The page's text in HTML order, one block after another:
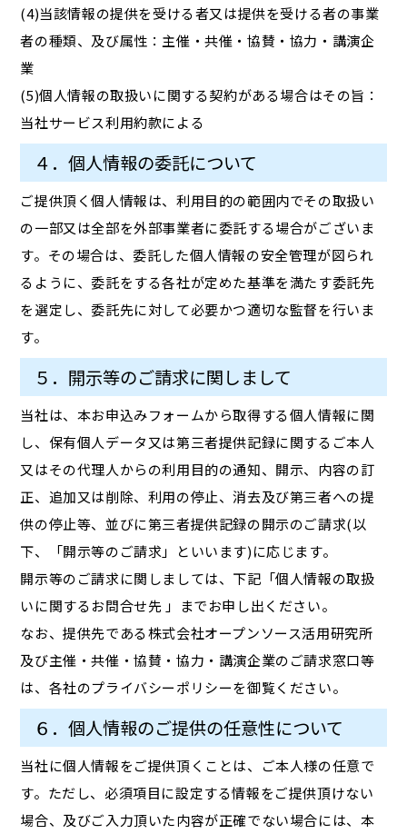
(4)当該情報の提供を受ける者又は提供を受ける者の事業
者の種類、及び属性：主催・共催・協賛・協力・講演企
業
(5)個人情報の取扱いに関する契約がある場合はその旨：
当社サービス利用約款による
４．個人情報の委託について
ご提供頂く個人情報は、利用目的の範囲内でその取扱い
の一部又は全部を外部事業者に委託する場合がございま
す。その場合は、委託した個人情報の安全管理が図られ
るように、委託をする各社が定めた基準を満たす委託先
を選定し、委託先に対して必要かつ適切な監督を行いま
す。
５．開示等のご請求に関しまして
当社は、本お申込みフォームから取得する個人情報に関
し、保有個人データ又は第三者提供記録に関するご本人
又はその代理人からの利用目的の通知、開示、内容の訂
正、追加又は削除、利用の停止、消去及び第三者への提
供の停止等、並びに第三者提供記録の開示のご請求(以
下、「開示等のご請求」といいます)に応じます。
開示等のご請求に関しましては、下記「個人情報の取扱
いに関するお問合せ先 」までお申し出ください。
なお、提供先である株式会社オープンソース活用研究所
及び主催・共催・協賛・協力・講演企業のご請求窓口等
は、各社のプライバシーポリシーを御覧ください。
６．個人情報のご提供の任意性について
当社に個人情報をご提供頂くことは、ご本人様の任意で
す。ただし、必須項目に設定する情報をご提供頂けない
場合、及びご入力頂いた内容が正確でない場合には、本